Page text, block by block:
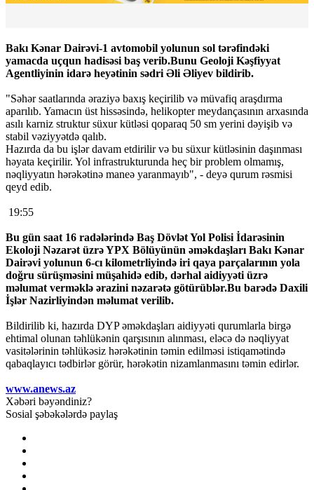
Bakı Kənar Dairəvi-1 avtomobil yolunun sol tərəfindəki
yamacda uçqun hadisəsi baş verib.Bunu Geoloji Kəşfiyyat
Agentliyinin idarə heyətinin sədri Əli Əliyev bildirib.
"Səhər saatlarında əraziyə baxış keçirilib və müvafiq araşdırma
aparılıb. Yamacın üst hissəsində, helikopter meydançasının arxasında
asılı karniz struktur süxur kütləsi qoparaq 50 sm yerini dəyişib və
stabil vəziyyətdə qalıb.
Hazırda da bu işlər davam etdirilir və bu süxur kütləsinin daşınması
həyata keçirilir. Yol infrastrukturunda heç bir problem olmamış,
nəqliyyatın hərəkətinə maneə yaranmayıb", - deyə qurum rəsmisi
qeyd edib.
19:55
Bu gün saat 16 radələrində Baş Dövlət Yol Polisi İdarəsinin
Ekoloji Nəzarət üzrə YPX Bölüyünün əməkdaşları Bakı Kənar
Dairəvi yolunun 6-cı kilometrliyində iri qaya parçalarının yola
doğru sürüşməsini müşahidə edib, dərhal aidiyyəti üzrə
məlumat verməklə ərazini nəzarətə götürüblər.Bu barədə Daxili
İşlər Nazirliyindən məlumat verilib.
Bildirilib ki, hazırda DYP əməkdaşları aidiyyəti qurumlarla birgə
ehtimal olunan təhlükənin qarşısının alınması, eləcə də nəqliyyat
vasitələrinin təhlükəsiz hərəkətinin təmin edilməsi istiqamətində
qabaqlayıcı tədbirlər görür, hərəkətin nizamlanmasını təmin edirlər.
www.anews.az
Xəbəri bəyəndiniz?
Sosial şəbəkələrdə paylaş